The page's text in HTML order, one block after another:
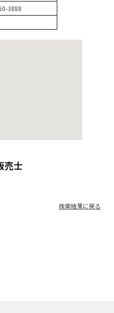
3888
売士
検索結果に戻る